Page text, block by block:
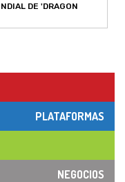
DE 'DRAGON
PLATAFORMAS
NEGOCIOS